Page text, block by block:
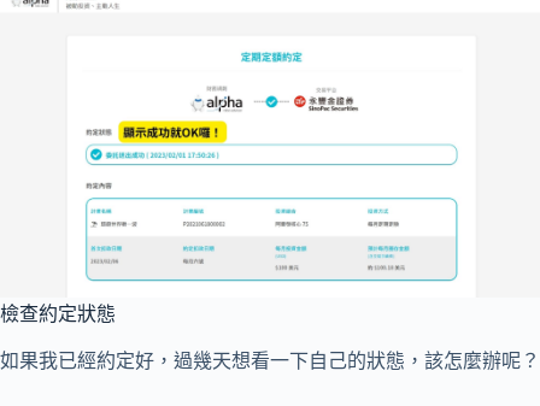
檢查約定狀態
如果我已經約定好，過幾天想看一下自己的狀態，該怎麼辦呢？